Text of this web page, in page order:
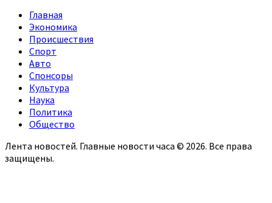
Главная
Экономика
Происшествия
Спорт
Авто
Спонсоры
Культура
Наука
Политика
Общество
Лента новостей. Главные новости часа © 2026. Все права
защищены.